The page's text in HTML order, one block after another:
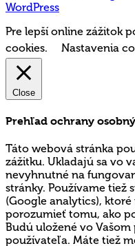
WordPress
Pre lepší online zážitok
cookies.
Nastavenia
Close
Prehľad ochrany
Táto webová stránka
zážitku. Ukladajú sa vo
nevyhnutné na
stránky. Používame tiež
(Google analytics),
porozumieť tomu, ako
Budú uložené vo
používateľa. Máte tiež